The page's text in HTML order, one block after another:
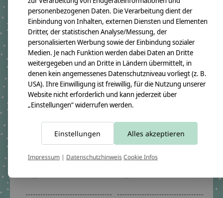
Namenskissen mit einem
plüschigen Eisbären
€54,95 *
*Inkl. MwSt. zzgl.
Versandkosten
Namenskissen mit Löwe,
Koalabär und Biber rosa
€59,90 *
*Inkl. MwSt. zzgl.
Versandkosten
personenbezogenen Daten. Die Verarbeitung dient der
Einbindung von Inhalten, externen Diensten und Elementen
Dritter, der statistischen Analyse/Messung, der
personalisierten Werbung sowie der Einbindung sozialer
Medien. Je nach Funktion werden dabei Daten an Dritte
weitergegeben und an Dritte in Ländern übermittelt, in
denen kein angemessenes Datenschutzniveau vorliegt (z. B.
USA). Ihre Einwilligung ist freiwillig, für die Nutzung unserer
Website nicht erforderlich und kann jederzeit über
„Einstellungen“ widerrufen werden.
Einstellungen Alles akzeptieren
Impressum | DatenschutzhinweisCookie Infos